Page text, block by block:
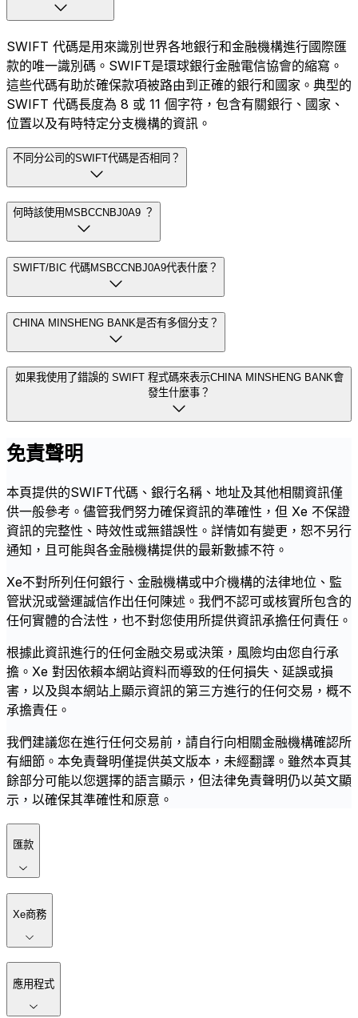
SWIFT 代碼是用來識別世界各地銀行和金融機構進行國際匯
款的唯一識別碼。SWIFT是環球銀行金融電信協會的縮寫。
這些代碼有助於確保款項被路由到正確的銀行和國家。典型的
SWIFT 代碼長度為 8 或 11 個字符，包含有關銀行、國家、
位置以及有時特定分支機構的資訊。
不同分公司的SWIFT代碼是否相同？
何時該使用MSBCCNBJ0A9 ？
SWIFT/BIC 代碼MSBCCNBJ0A9代表什麼？
CHINA MINSHENG BANK是否有多個分支？
如果我使用了錯誤的 SWIFT 程式碼來表示CHINA MINSHENG BANK會
發生什麼事？
免責聲明
本頁提供的SWIFT代碼、銀行名稱、地址及其他相關資訊僅
供一般參考。儘管我們努力確保資訊的準確性，但 Xe 不保證
資訊的完整性、時效性或無錯誤性。詳情如有變更，恕不另行
通知，且可能與各金融機構提供的最新數據不符。
Xe不對所列任何銀行、金融機構或中介機構的法律地位、監
管狀況或營運誠信作出任何陳述。我們不認可或核實所包含的
任何實體的合法性，也不對您使用所提供資訊承擔任何責任。
根據此資訊進行的任何金融交易或決策，風險均由您自行承
擔。Xe 對因依賴本網站資料而導致的任何損失、延誤或損
害，以及與本網站上顯示資訊的第三方進行的任何交易，概不
承擔責任。
我們建議您在進行任何交易前，請自行向相關金融機構確認所
有細節。本免責聲明僅提供英文版本，未經翻譯。雖然本頁其
餘部分可能以您選擇的語言顯示，但法律免責聲明仍以英文顯
示，以確保其準確性和原意。
匯款
Xe商務
應用程式